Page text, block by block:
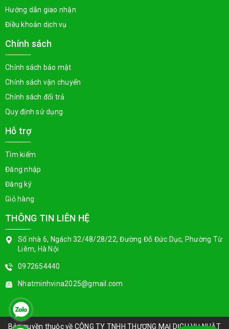
Hướng dẫn giao nhận
Điều khoản dịch vụ
Chính sách
Chính sách bảo mật
Chính sách vận chuyển
Chính sách đổi trả
Quy định sử dụng
Hỗ trợ
Tìm kiếm
Đăng nhập
Đăng ký
Giỏ hàng
THÔNG TIN LIÊN HỆ
Số nhà 6, Ngách 32/48/28/22, Đường Đỗ Đức Dục, Phường Từ
Liêm, Hà Nội
0972654440
Nhatminhvina2025@gmail.com
Bản quyền thuộc về CÔNG TY TNHH THƯƠNG MẠI DỊCH VỤ NHẬT